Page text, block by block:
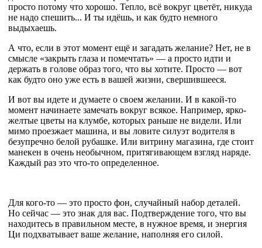
просто потому что хорошо. Тепло, всё вокруг цветёт, никуда
не надо спешить... И ты идёшь, и как будто немного
выдыхаешь.
А что, если в этот момент ещё и загадать желание? Нет, не в
смысле «закрыть глаза и помечтать» — а просто идти и
держать в голове образ того, что вы хотите. Просто — вот
как будто оно уже есть в вашей жизни, свершившееся.
И вот вы идете и думаете о своем желании. И в какой-то
момент начинаете замечать вокруг всякое. Например, ярко-
желтые цветы на клумбе, которых раньше не видели. Или
мимо проезжает машина, и вы ловите силуэт водителя в
безупречно белой рубашке. Или витрину магазина, где стоит
манекен в очень необычном, притягивающем взгляд наряде.
Каждый раз это что-то определенное.
Для кого-то — это просто фон, случайный набор деталей.
Но сейчас — это знак для вас. Подтверждение того, что вы
находитесь в правильном месте, в нужное время, и энергия
Ци подхватывает ваше желание, наполняя его силой.